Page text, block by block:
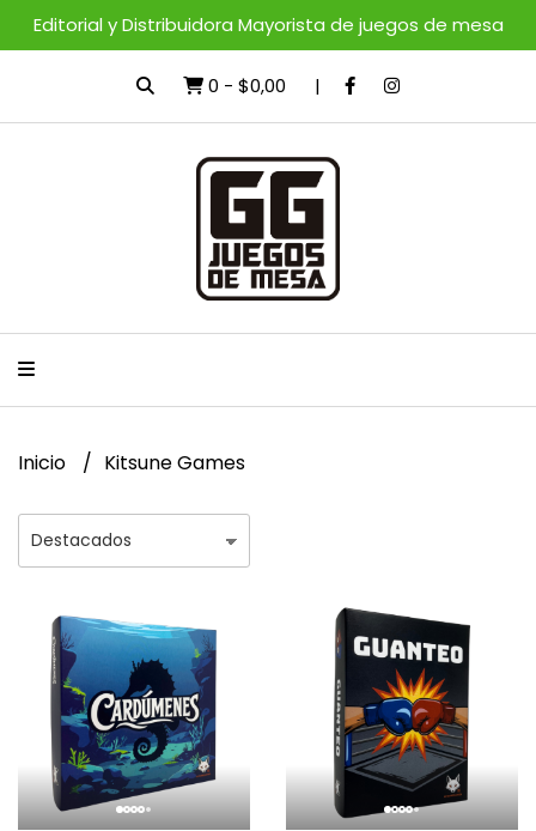
Editorial y Distribuidora Mayorista de juegos de mesa
0 - $0,00
Inicio Kitsune Games